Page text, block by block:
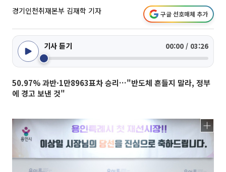
경기인천취재본부 김재학 기자 구글 선호매체 추가
기사 듣기 00:00 / 03:26
50.97% 과반·1만8963표차 승리…"반도체 흔들지 말라, 정부
에 경고 보낸 것"